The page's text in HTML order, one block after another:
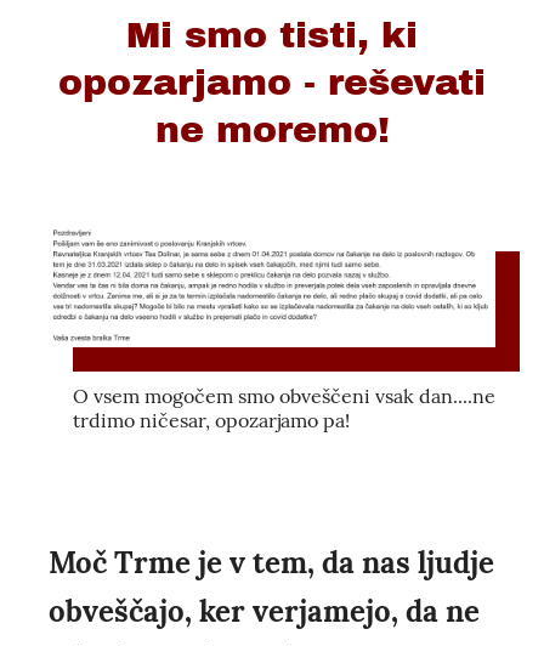
Mi smo tisti, ki
opozarjamo - reševati
ne moremo!
O vsem mogočem smo obveščeni vsak dan....ne
trdimo ničesar, opozarjamo pa!
Moč Trme je v tem, da nas ljudje
obveščajo, ker verjamejo, da ne